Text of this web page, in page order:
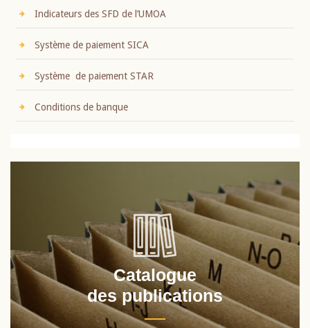
Indicateurs des SFD de l’UMOA
Système de paiement SICA
Système de paiement STAR
Conditions de banque
Catalogue
des publications